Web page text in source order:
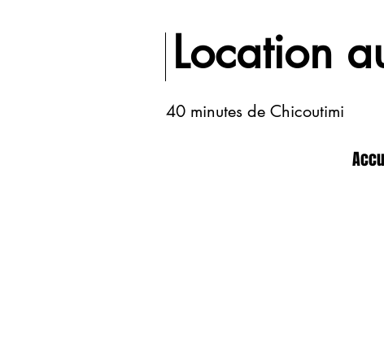
Location
40 minutes de Chicoutimi